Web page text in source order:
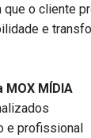
que o cliente
e
MÍDIA
e profissional